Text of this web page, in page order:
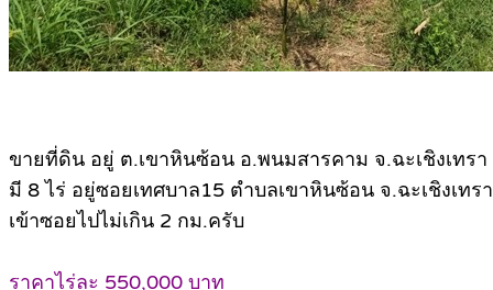
ขายที่ดิน อยู่ ต.เขาหินซ้อน อ.พนมสารคาม จ.ฉะเชิงเทรา
มี 8 ไร่ อยู่ซอยเทศบาล15 ตำบลเขาหินซ้อน จ.ฉะเชิงเทรา
เข้าซอยไปไม่เกิน 2 กม.ครับ
ราคาไร่ละ 550,000 บาท